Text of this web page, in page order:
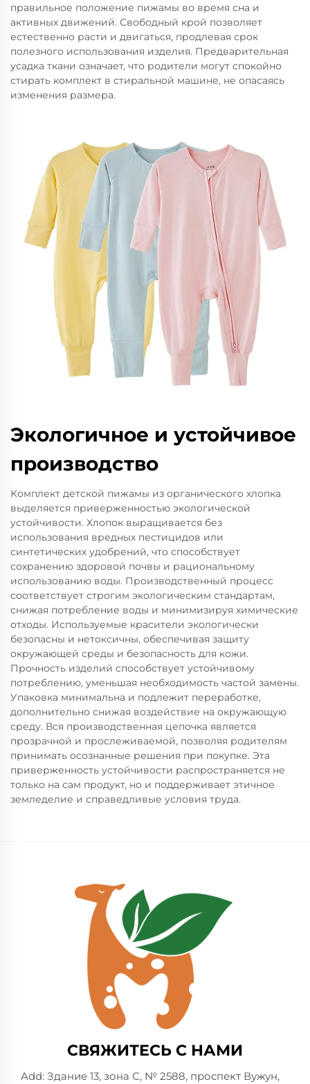
правильное положение пижамы во время сна и
активных движений. Свободный крой позволяет
естественно расти и двигаться, продлевая срок
полезного использования изделия. Предварительная
усадка ткани означает, что родители могут спокойно
стирать комплект в стиральной машине, не опасаясь
изменения размера.
Экологичное и устойчивое
производство
Комплект детской пижамы из органического хлопка
выделяется приверженностью экологической
устойчивости. Хлопок выращивается без
использования вредных пестицидов или
синтетических удобрений, что способствует
сохранению здоровой почвы и рациональному
использованию воды. Производственный процесс
соответствует строгим экологическим стандартам,
снижая потребление воды и минимизируя химические
отходы. Используемые красители экологически
безопасны и нетоксичны, обеспечивая защиту
окружающей среды и безопасность для кожи.
Прочность изделий способствует устойчивому
потреблению, уменьшая необходимость частой замены.
Упаковка минимальна и подлежит переработке,
дополнительно снижая воздействие на окружающую
среду. Вся производственная цепочка является
прозрачной и прослеживаемой, позволяя родителям
принимать осознанные решения при покупке. Эта
приверженность устойчивости распространяется не
только на сам продукт, но и поддерживает этичное
земледелие и справедливые условия труда.
СВЯЖИТЕСЬ С НАМИ
Add: Здание 13, зона C, № 2588, проспект Вужун,